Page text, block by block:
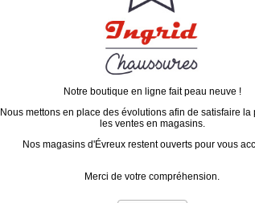
Notre boutique en ligne fait peau neuve !
Nous mettons en place des évolutions afin de satisfaire la
les ventes en magasins.
Nos magasins d'Évreux restent ouverts pour vous
Merci de votre compréhension.